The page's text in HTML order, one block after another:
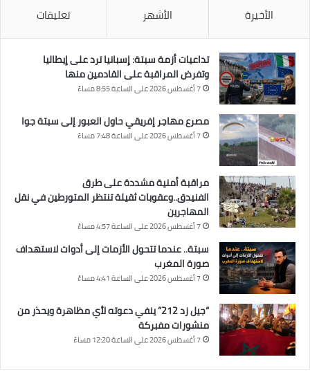
الأخيرة الأشهر تعليقات
تداعيات أزمة سبتة: إسبانيا ترد على إيطاليا
وتفرض المراقبة على القادمين منها
7 أغسطس 2026 على الساعة 8:55 مساءً
مصرع مهاجر إفريقي حاول العبور إلى سبتة جوا
7 أغسطس 2026 على الساعة 7:48 مساءً
مراقبة أمنية مشددة على طرق
الفنيدق..وعقوبات ثقيلة تنتظر المتورطين في نقل
المهاجرين
7 أغسطس 2026 على الساعة 4:57 مساءً
سبتة.. عندما تتحول الأزمات إلى أدوات لاستهداف
صورة المغرب
7 أغسطس 2026 على الساعة 4:41 مساءً
“جيل زد 212” ينفي دعوته لأي مظاهرة ويحذر من
منشورات مفبركة
7 أغسطس 2026 على الساعة 12:20 مساءً